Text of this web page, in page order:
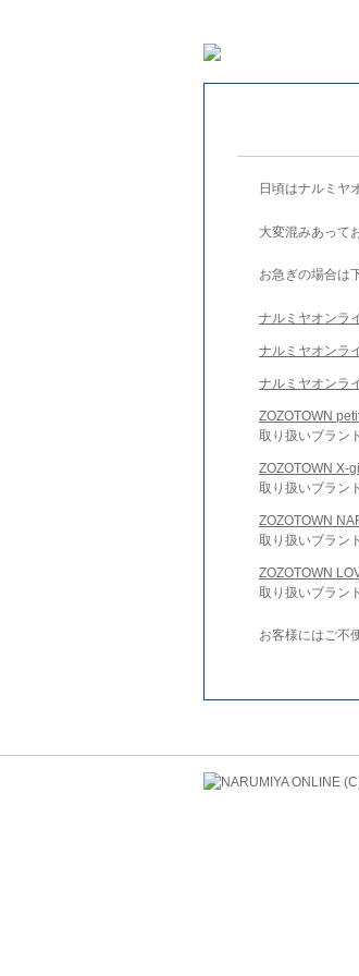
日頃はナルミヤ
大変混みあって
お急ぎの場合は
ナルミヤオンラ
ナルミヤオンラ
ナルミヤオンラ
ZOZOTOWN
取り扱いブラン
ZOZOTOWN X-
取り扱いブラン
ZOZOTOWN
取り扱いブラン
ZOZOTOWN
取り扱いブラン
お客様にはご不